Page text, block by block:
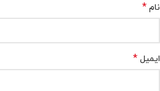
نام *
ایمیل *